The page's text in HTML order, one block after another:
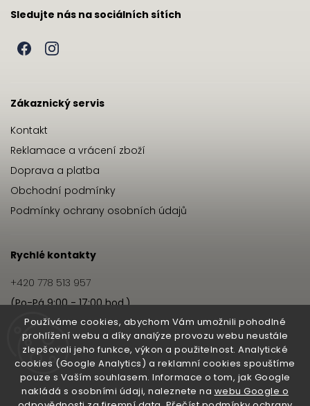
Používáme cookies, abychom Vám umožnili pohodlné
prohlížení webu a díky analýze provozu webu neustále
zlepšovali jeho funkce, výkon a použitelnost. Analytické
cookies (Google Analytics) a reklamní cookies spouštíme
pouze s Vaším souhlasem. Informace o tom, jak Google
nakládá s osobními údaji, naleznete na webu Google o
Sledujte nás na sociálních sítích
Zákaznický servis
Kontakt
Reklamace a vrácení zboží
Doprava a platba
Obchodní podmínky
Podmínky ochrany osobních údajů
Rychlé kontakty
+420 778 513 957
(Po-Pá 9:00 - 17:00 hod.)
info@hairbeat.cz
Hairbeat
O nás